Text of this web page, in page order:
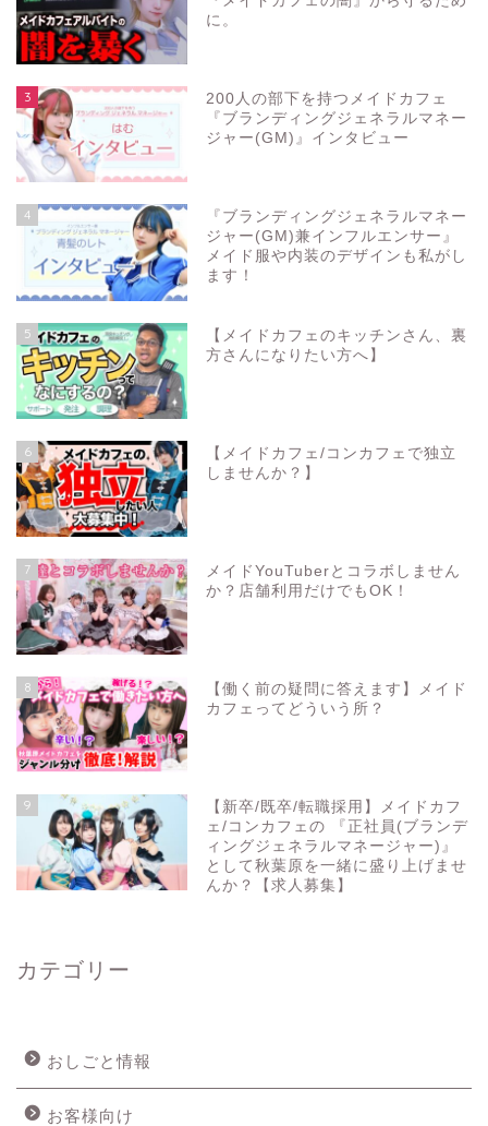
に。
3
200人の部下を持つメイドカフェ
『ブランディングジェネラルマネー
ジャー(GM)』インタビュー
4
『ブランディングジェネラルマネー
ジャー(GM)兼インフルエンサー』
メイド服や内装のデザインも私がし
ます！
5
【メイドカフェのキッチンさん、裏
方さんになりたい方へ】
6
【メイドカフェ/コンカフェで独立
しませんか？】
7
メイドYouTuberとコラボしません
か？店舗利用だけでもOK！
8
【働く前の疑問に答えます】メイド
カフェってどういう所？
9
【新卒/既卒/転職採用】メイドカフ
ェ/コンカフェの 『正社員(ブランデ
ィングジェネラルマネージャー)』
として秋葉原を一緒に盛り上げませ
んか？【求人募集】
カテゴリー
おしごと情報
お客様向け